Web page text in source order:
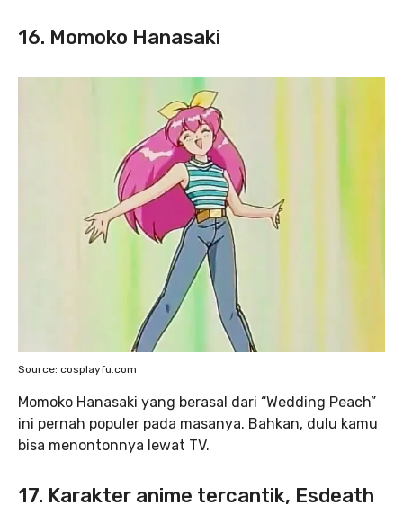
16. Momoko Hanasaki
Source: cosplayfu.com
Momoko Hanasaki yang berasal dari “Wedding Peach”
ini pernah populer pada masanya. Bahkan, dulu kamu
bisa menontonnya lewat TV.
17. Karakter anime tercantik, Esdeath